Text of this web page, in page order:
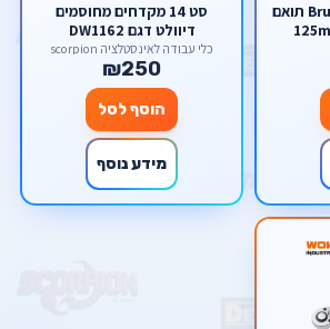
משחזת זווית Brushless תואם
סט 14 מקדחים מחוסמים
דיוולט דגם DW1162
כלי עבודה לאינסטלציה scorpion
₪250
הוסף לסל
מידע נוסף